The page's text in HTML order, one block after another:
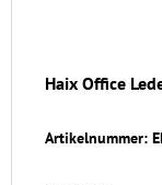
Haix Office
Artikelnummer: